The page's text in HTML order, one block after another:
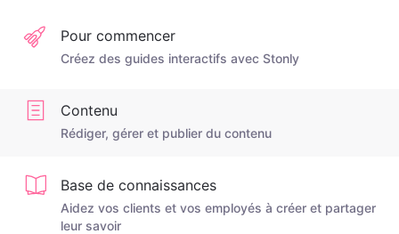
Pour commencer
Créez des guides interactifs avec Stonly
Contenu
Rédiger, gérer et publier du contenu
Base de connaissances
Aidez vos clients et vos employés à créer et partager
leur savoir